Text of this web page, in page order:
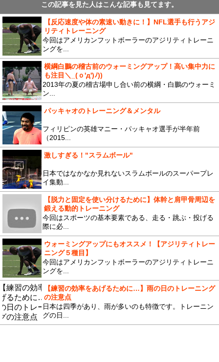
この記事を見た人はこんな記事も見てます。
【反応速度や体の素速い動きに！】NFL選手も行うアジ
リティトレーニング
今回はアメリカンフットボーラーのアジリティトレーニ
ングを...
横綱白鵬の稽古前のウォーミングアップ！高い集中力に
も注目＼_(ｏ'д')ﾉ))
2013年の夏の稽古場申し合い前の横綱・白鵬のウォーミ
ン...
パッキャオのトレーニング＆メンタル
フィリピンの英雄マニー・パッキャオ選手が半年前
（2015...
激しすぎる！"スラムボール"
日本ではなかなか見れないスラムボールのスーパープレ
イ集動...
【脱力と固定を使い分けるために】体幹と肩甲骨周辺を
鍛える動的トレーニング
今回はスポーツの基本要素である、走る・跳ぶ・投げる
際に必...
ウォーミングアップにもオススメ！【アジリティトレー
ニング５種目】
今回はアメリカンフットボーラーのアジリティトレーニ
ングを...
【練習の効率をあげるために…】雨の日のトレーニング
の注意点
日本は四季があり、雨が多いのも特徴です。トレーニン
グの日...